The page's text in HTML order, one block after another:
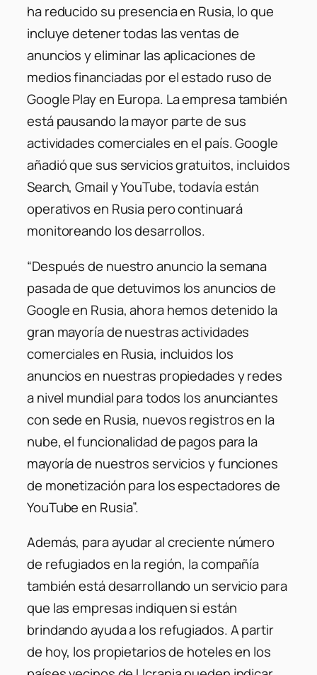
ha reducido su presencia en Rusia, lo que
incluye detener todas las ventas de
anuncios y eliminar las aplicaciones de
medios financiadas por el estado ruso de
Google Play en Europa. La empresa también
está pausando la mayor parte de sus
actividades comerciales en el país. Google
añadió que sus servicios gratuitos, incluidos
Search, Gmail y YouTube, todavía están
operativos en Rusia pero continuará
monitoreando los desarrollos.
“Después de nuestro anuncio la semana
pasada de que detuvimos los anuncios de
Google en Rusia, ahora hemos detenido la
gran mayoría de nuestras actividades
comerciales en Rusia, incluidos los
anuncios en nuestras propiedades y redes
a nivel mundial para todos los anunciantes
con sede en Rusia, nuevos registros en la
nube, el funcionalidad de pagos para la
mayoría de nuestros servicios y funciones
de monetización para los espectadores de
YouTube en Rusia”.
Además, para ayudar al creciente número
de refugiados en la región, la compañía
también está desarrollando un servicio para
que las empresas indiquen si están
brindando ayuda a los refugiados. A partir
de hoy, los propietarios de hoteles en los